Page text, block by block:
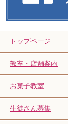
トップページ
教室・店舗案内
お菓子教室
生徒さん募集